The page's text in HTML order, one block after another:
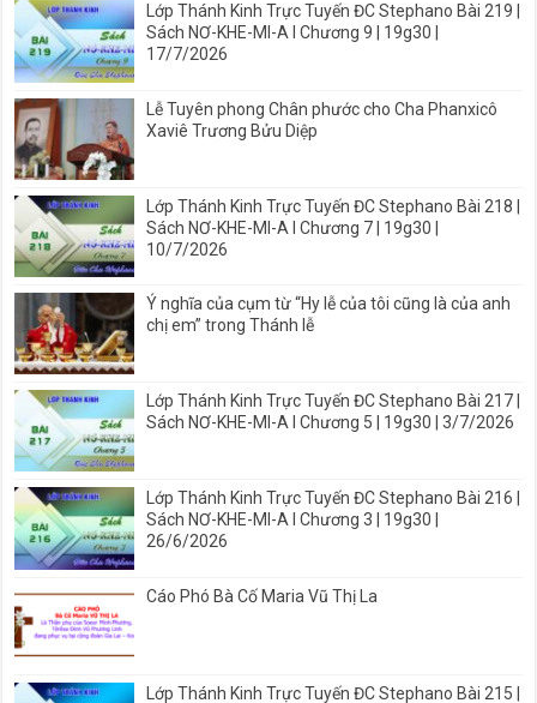
Lớp Thánh Kinh Trực Tuyến ĐC Stephano Bài 219 |
Sách NƠ-KHE-MI-A I Chương 9 | 19g30 |
17/7/2026
Lễ Tuyên phong Chân phước cho Cha Phanxicô
Xaviê Trương Bửu Diệp
Lớp Thánh Kinh Trực Tuyến ĐC Stephano Bài 218 |
Sách NƠ-KHE-MI-A I Chương 7 | 19g30 |
10/7/2026
Ý nghĩa của cụm từ “Hy lễ của tôi cũng là của anh
chị em” trong Thánh lễ
Lớp Thánh Kinh Trực Tuyến ĐC Stephano Bài 217 |
Sách NƠ-KHE-MI-A I Chương 5 | 19g30 | 3/7/2026
Lớp Thánh Kinh Trực Tuyến ĐC Stephano Bài 216 |
Sách NƠ-KHE-MI-A I Chương 3 | 19g30 |
26/6/2026
Cáo Phó Bà Cố Maria Vũ Thị La
Lớp Thánh Kinh Trực Tuyến ĐC Stephano Bài 215 |